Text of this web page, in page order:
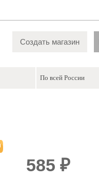
Создать магазин
585 ₽